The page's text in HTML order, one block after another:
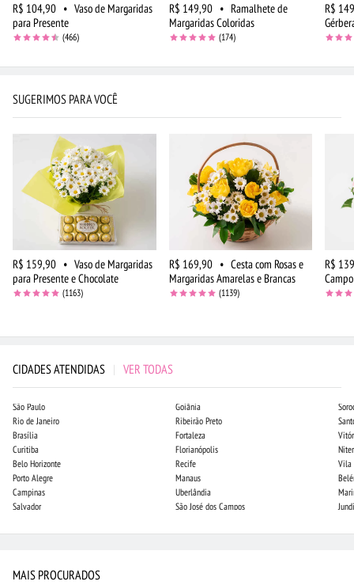
R$ 104,90 • Vaso de Margaridas
para Presente
(466)
R$ 149,90 • Ramalhete de
Margaridas Coloridas
(174)
R$
SUGERIMOS PARA VOCÊ
R$ 159,90 • Vaso de Margaridas
para Presente e Chocolate
(1163)
R$ 169,90 • Cesta com Rosas e
Margaridas Amarelas e Brancas
(1139)
R$
CIDADES ATENDIDAS | VER TODAS
São Paulo
Rio de Janeiro
Brasília
Curitiba
Belo Horizonte
Porto Alegre
Campinas
Salvador
Goiânia
Ribeirão Preto
Fortaleza
Florianópolis
Recife
Manaus
Uberlândia
São José dos Campos
Vila
MAIS PROCURADOS